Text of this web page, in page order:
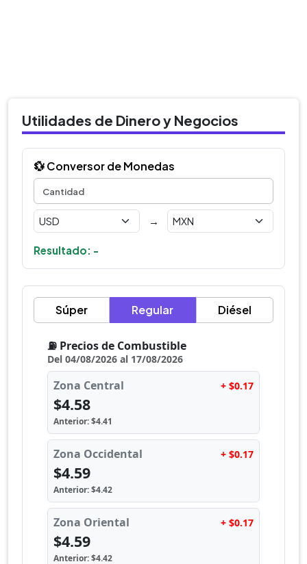
Utilidades de Dinero y Negocios
💱 Conversor de Monedas
→
Resultado: -
Súper Regular Diésel